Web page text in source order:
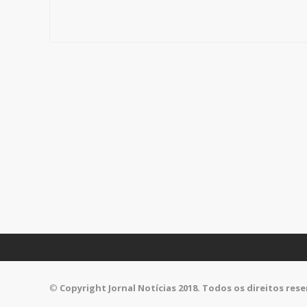
© Copyright Jornal Notícias 2018. Todos os direitos